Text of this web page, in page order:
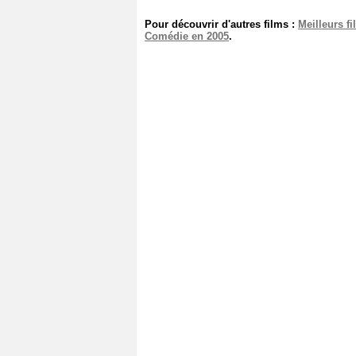
Pour découvrir d'autres films : Meilleurs
Comédie en 2005.